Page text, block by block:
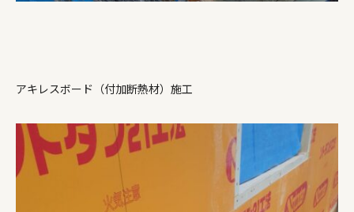
アキレスボード（付加断熱材）施工